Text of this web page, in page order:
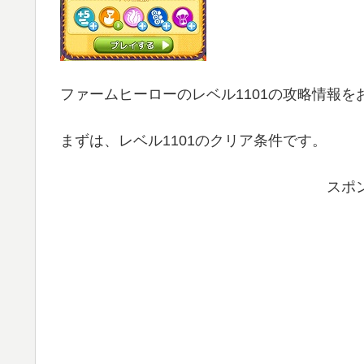
ファームヒーローのレベル1101の攻略情報を
まずは、レベル1101のクリア条件です。
スポ